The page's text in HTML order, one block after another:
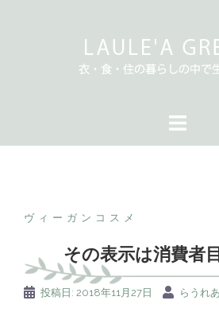
ヴィーガンコスメ
その表示は消費者
投稿日: 2018年11月27日 らうれあ